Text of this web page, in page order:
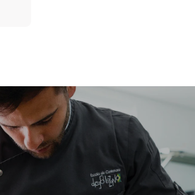
entscheidet, Energie aus
erneuerbaren Quellen zu
kaufen.
Greenhouse Gas
Protocol
des
Schätzwert unter Annahme
Reinigungsprogramm-Nutzung
(42 Wochen/Jahr):
1 Kurzwaschprogramm